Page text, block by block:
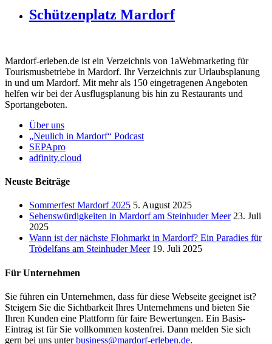
Schützenplatz Mardorf
Mardorf-erleben.de ist ein Verzeichnis von 1aWebmarketing für
Tourismusbetriebe in Mardorf. Ihr Verzeichnis zur Urlaubsplanung
in und um Mardorf. Mit mehr als 150 eingetragenen Angeboten
helfen wir bei der Ausflugsplanung bis hin zu Restaurants und
Sportangeboten.
Über uns
„Neulich in Mardorf“ Podcast
SEPApro
adfinity.cloud
Neuste Beiträge
Sommerfest Mardorf 2025 5. August 2025
Sehenswürdigkeiten in Mardorf am Steinhuder Meer 23. Juli
2025
Wann ist der nächste Flohmarkt in Mardorf? Ein Paradies für
Trödelfans am Steinhuder Meer 19. Juli 2025
Für Unternehmen
Sie führen ein Unternehmen, dass für diese Webseite geeignet ist?
Steigern Sie die Sichtbarkeit Ihres Unternehmens und bieten Sie
Ihren Kunden eine Plattform für faire Bewertungen. Ein Basis-
Eintrag ist für Sie vollkommen kostenfrei. Dann melden Sie sich
gern bei uns unterbusiness@mardorf-erleben.de.